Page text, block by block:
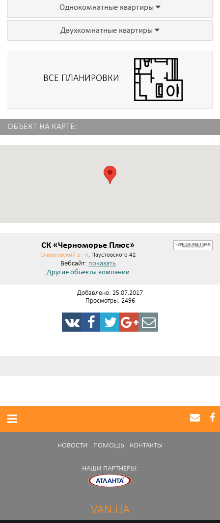
Однокомнатные квартиры
Двухкомнатные квартиры
ВСЕ ПЛАНИРОВКИ
ОБЪЕКТ НА КАРТЕ:
СК «Черноморье Плюс»
Суворовский р.- н, Паустовского 42
Вебсайт: показать
Другие объекты компании
Добавлено: 25.07.2017
Просмотры: 2496
НОВОСТИ ПОМОЩЬ КОНТАКТЫ
НАШИ ПАРТНЕРЫ:
VAN.UA